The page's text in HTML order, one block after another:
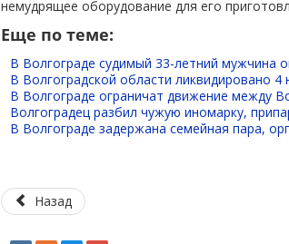
немудрящее оборудование для его
Еще по теме:
В Волгограде судимый 33-летний мужчина
В Волгоградской области ликвидировано 4
В Волгограде ограничат движение между
Волгоградец разбил чужую иномарку,
В Волгограде задержана семейная пара,
Назад